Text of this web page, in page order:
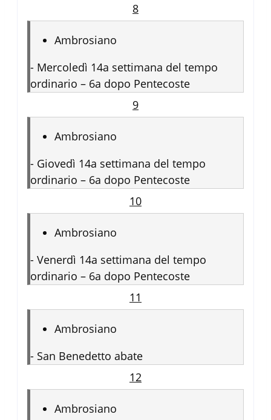
8
Ambrosiano
- Mercoledì 14a settimana del tempo
ordinario – 6a dopo Pentecoste
9
Ambrosiano
- Giovedì 14a settimana del tempo
ordinario – 6a dopo Pentecoste
10
Ambrosiano
- Venerdì 14a settimana del tempo
ordinario – 6a dopo Pentecoste
11
Ambrosiano
- San Benedetto abate
12
Ambrosiano